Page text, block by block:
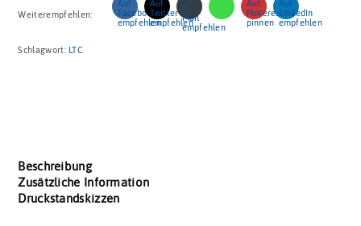
Weiterempfehlen:
Schlagwort: LTC
Beschreibung
Zusätzliche Information
Druckstandskizzen